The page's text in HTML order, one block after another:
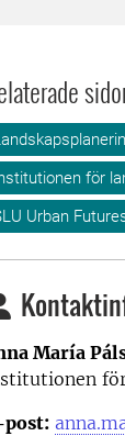
för
Urban
María